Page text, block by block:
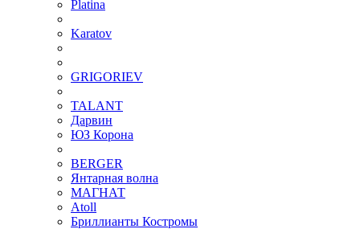
Platina
Karatov
GRIGORIEV
TALANT
Дарвин
ЮЗ Корона
BERGER
Янтарная волна
МАГНАТ
Atoll
Бриллианты Костромы